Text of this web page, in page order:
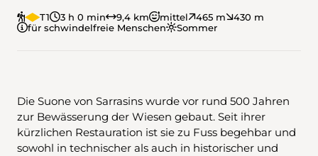
T1 3 h 0 min 9,4 km mittel 465 m
430 m
für schwindelfreie Menschen
Sommer
Die Suone von Sarrasins wurde vor rund 500 Jahren
zur Bewässerung der Wiesen gebaut. Seit ihrer
kürzlichen Restauration ist sie zu Fuss begehbar und
sowohl in technischer als auch in historischer und